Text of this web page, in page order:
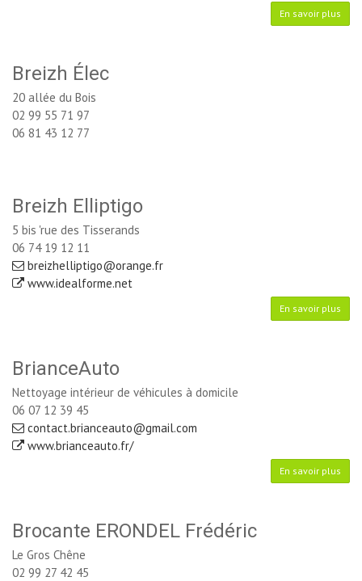
En savoir plus
Breizh Élec
20 allée du Bois
02 99 55 71 97
06 81 43 12 77
Breizh Elliptigo
5 bis 'rue des Tisserands
06 74 19 12 11
breizhelliptigo@orange.fr
www.idealforme.net
En savoir plus
BrianceAuto
Nettoyage intérieur de véhicules à domicile
06 07 12 39 45
contact.brianceauto@gmail.com
www.brianceauto.fr/
En savoir plus
Brocante ERONDEL Frédéric
Le Gros Chêne
02 99 27 42 45